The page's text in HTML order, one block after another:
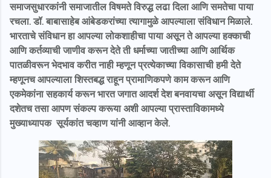
समाजसुधारकांनी समाजातील विषमते विरुद्ध लढा दिला आणि समतेचा पाया
रचला. डॉ. बाबासाहेब आंबेडकरांच्या त्यागामुळे आपल्याला संविधान मिळाले.
भारताचे संविधान हा आपल्या लोकशाहीचा पाया असून ते आपल्या हक्काची
आणि कर्तव्याची जाणीव करून देते ती धर्माच्या जातीच्या आणि आर्थिक
पातळीवरून भेदभाव करीत नाही म्हणून प्रत्येकाच्या विकासाची हमी देते
म्हणूनच आपल्याला शिस्तबद्ध राहून प्रामाणिकपणे काम करून आणि
एकमेकांना सहकार्य करून भारत जगात आदर्श देश बनवायचा असून विद्यार्थी
दशेतच तसा आपण संकल्प करूया अशी आपल्या प्रास्ताविकामध्ये
मुख्याध्यापक सूर्यकांत चव्हाण यांनी आव्हान केले.